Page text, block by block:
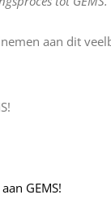
aan dit
GEMS!